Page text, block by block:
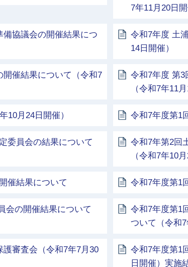
7年11月20日開
協議会の開催結果につ
令和7年度 土
14日開催）
催結果について（令和7
令和7年度 第3
（令和7年11
10月24日開催） 令和7年度第1
委員会の結果について
令和7年第2回
（令和7年10
催結果について 令和7年度第1
会の開催結果について
令和7年度第1
ついて（令和7
審査会（令和7年7月30
令和7年度第1
日開催）実施